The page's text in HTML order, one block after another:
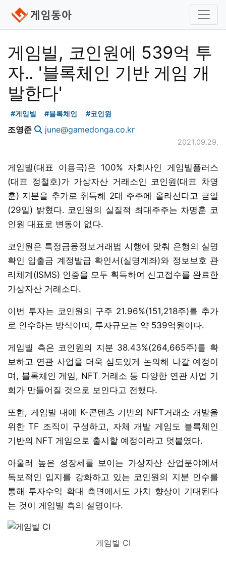
게임빌, 코인원에 539억 투
자.. '블록체인 기반 게임 개
발한다'
#게임빌 #블록체인 #코인원
조영준 june@gamedonga.co.kr
2021.09.29.
게임빌(대표 이용국)은 100% 자회사인 게임빌플러스
(대표 정철호)가 가상자산 거래소인 코인원(대표 차명
훈) 지분을 추가로 취득해 2대 주주에 올라선다고 금일
(29일) 밝혔다. 코인원의 실질적 최대주주는 차명훈 코
인원 대표로 변동이 없다.
코인원은 특정금융정보거래법 시행에 맞춰 은행의 실명
확인 입출금 계정발급 확인서(실명계좌)와 정보보호 관
리체계(ISMS) 인증을 모두 획득하여 신고접수를 완료한
가상자산 거래소다.
이번 투자는 코인원의 구주 21.96%(151,218주)를 추가
로 인수하는 방식이며, 투자규모는 약 539억원이다.
게임빌 측은 코인원의 지분 38.43%(264,665주)를 확
보하고 연관 사업을 더욱 심도있게 논의해 나갈 예정이
며, 블록체인 게임, NFT 거래소 등 다양한 연관 사업 기
회가 만들어질 것으로 보인다고 전했다.
또한, 게임빌 내에 K-콘텐츠 기반의 NFT거래소 개발을
위한 TF 조직이 구성하고, 자체 개발 게임도 블록체인
기반의 NFT 게임으로 출시할 예정이라고 덧붙였다.
아울러 높은 성장세를 보이는 가상자산 산업분야에서
독보적인 입지를 강화하고 있는 코인원의 지분 인수를
통해 투자수익 확대 측면에서도 가치 향상이 기대된다
는 것이 게임빌 측의 설명이다.
게임빌 CI